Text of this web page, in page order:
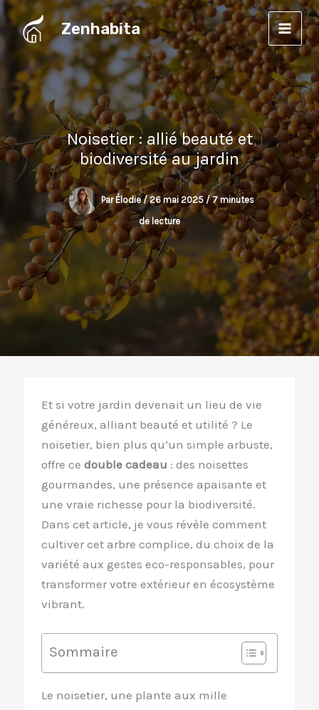
Aller
au
contenu
Zenhabita
Noisetier : allié beauté et
biodiversité au jardin
ParÉlodie/26 mai 2025 /7 minutes
de lecture
Et si votre jardin devenait un lieu de vie
généreux, alliant beauté et utilité ? Le
noisetier, bien plus qu’un simple arbuste,
offre ce double cadeau : des noisettes
gourmandes, une présence apaisante et
une vraie richesse pour la biodiversité.
Dans cet article, je vous révèle comment
cultiver cet arbre complice, du choix de la
variété aux gestes eco-responsables, pour
transformer votre extérieur en écosystème
vibrant.
Sommaire
Le noisetier, une plante aux mille